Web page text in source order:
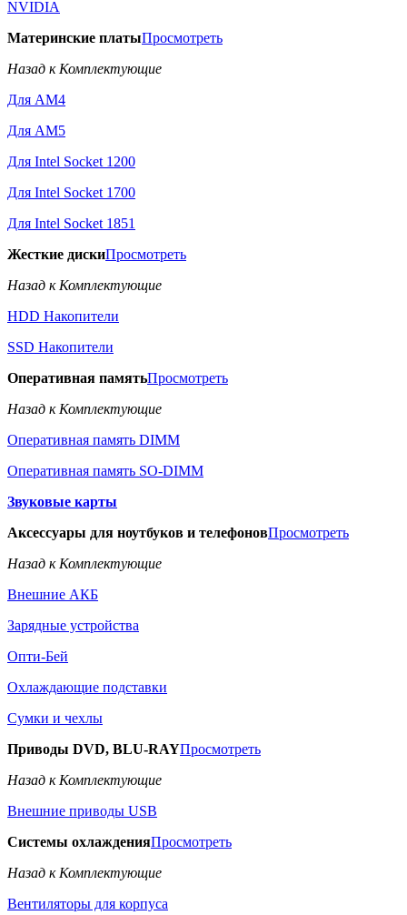
NVIDIA
Материнские платыПросмотреть
Назад к Комплектующие
Для AM4
Для AM5
Для Intel Socket 1200
Для Intel Socket 1700
Для Intel Socket 1851
Жесткие дискиПросмотреть
Назад к Комплектующие
HDD Накопители
SSD Накопители
Оперативная памятьПросмотреть
Назад к Комплектующие
Оперативная память DIMM
Оперативная память SO-DIMM
Звуковые карты
Аксессуары для ноутбуков и телефоновПросмотреть
Назад к Комплектующие
Внешние АКБ
Зарядные устройства
Опти-Бей
Охлаждающие подставки
Сумки и чехлы
Приводы DVD, BLU-RAYПросмотреть
Назад к Комплектующие
Внешние приводы USB
Системы охлажденияПросмотреть
Назад к Комплектующие
Вентиляторы для корпуса